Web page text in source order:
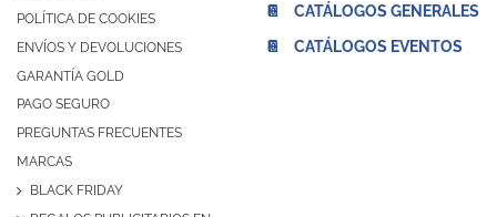
POLÍTICA DE COOKIES
ENVÍOS Y DEVOLUCIONES
GARANTÍA GOLD
PAGO SEGURO
PREGUNTAS FRECUENTES
MARCAS
BLACK FRIDAY
📔 CATÁLOGOS GENERALES
📔 CATÁLOGOS EVENTOS